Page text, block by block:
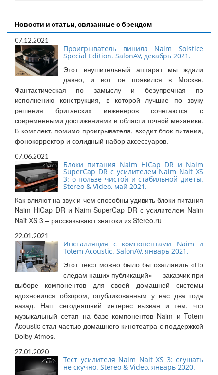
Новости и статьи, связанные с брендом
07.12.2021
Проигрыватель винила Naim Solstice
Special Edition. SalonAV, декабрь 2021.
Этот внушительный аппарат мы ждали
давно, и вот он появился в Москве.
Фантастическая по замыслу и безупречная по
исполнению конструкция, в которой лучшие по звуку
решения британских инженеров сочетаются с
современными достижениями в области точной механики.
В комплект, помимо проигрывателя, входит блок питания,
фонокорректор и солидный набор аксессуаров.
07.06.2021
Блоки питания Naim HiCap DR и Naim
SuperCap DR с усилителем Naim Nait XS
3: о пользе чистой и стабильной диеты.
Stereo & Video, май 2021.
Как влияют на звук и чем способны удивить блоки питания
Naim HiCap DR и Naim SuperCap DR с усилителем Naim
Nait XS 3 – рассказывают знатоки из Stereo.ru
22.01.2021
Инсталляция с компонентами Naim и
Totem Acoustic. SalonAV, январь 2021.
Этот текст можно было бы озаглавить «По
следам наших публикаций» — заказчик при
выборе компонентов для своей домашней системы
вдохновился обзором, опубликованным у нас два года
назад. Наш сегодняшний интерес вызван и тем, что
музыкальный сетап на базе компонентов Naim и Totem
Acoustic стал частью домашнего кинотеатра с поддержкой
Dolby Atmos.
27.01.2020
Тест усилителя Naim Nait XS 3: слушать
не скучно. Stereo & Video, январь 2020.